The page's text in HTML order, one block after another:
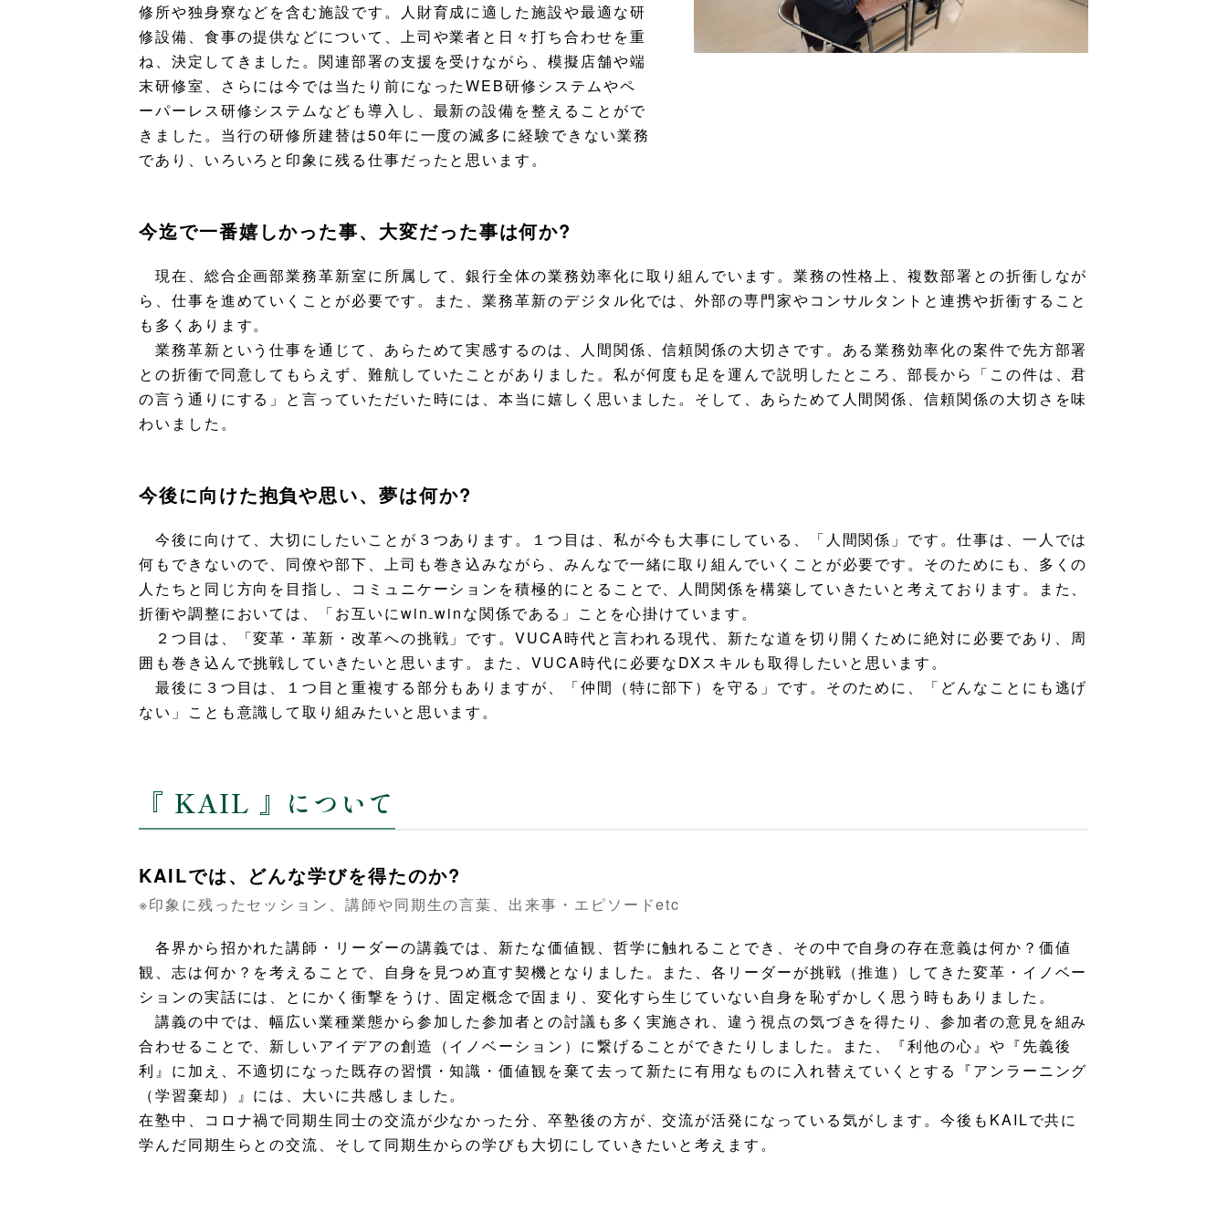
修所や独身寮などを含む施設です。人財育成に適した施設や最適な研
修設備、食事の提供などについて、上司や業者と日々打ち合わせを重
ね、決定してきました。関連部署の支援を受けながら、模擬店舗や端
末研修室、さらには今では当たり前になったWEB研修システムやペ
ーパーレス研修システムなども導入し、最新の設備を整えることがで
きました。当行の研修所建替は50年に一度の滅多に経験できない業務
であり、いろいろと印象に残る仕事だったと思います。
今迄で一番嬉しかった事、大変だった事は何か?
現在、総合企画部業務革新室に所属して、銀行全体の業務効率化に取り組んでいます。業務の性格上、複数部署との折衝しなが
ら、仕事を進めていくことが必要です。また、業務革新のデジタル化では、外部の専門家やコンサルタントと連携や折衝すること
も多くあります。
業務革新という仕事を通じて、あらためて実感するのは、人間関係、信頼関係の大切さです。ある業務効率化の案件で先方部署
との折衝で同意してもらえず、難航していたことがありました。私が何度も足を運んで説明したところ、部長から「この件は、君
の言う通りにする」と言っていただいた時には、本当に嬉しく思いました。そして、あらためて人間関係、信頼関係の大切さを味
わいました。
今後に向けた抱負や思い、夢は何か?
今後に向けて、大切にしたいことが３つあります。１つ目は、私が今も大事にしている、「人間関係」です。仕事は、一人では
何もできないので、同僚や部下、上司も巻き込みながら、みんなで一緒に取り組んでいくことが必要です。そのためにも、多くの
人たちと同じ方向を目指し、コミュニケーションを積極的にとることで、人間関係を構築していきたいと考えております。また、
折衝や調整においては、「お互いにwin₋winな関係である」ことを心掛けています。
２つ目は、「変革・革新・改革への挑戦」です。VUCA時代と言われる現代、新たな道を切り開くために絶対に必要であり、周
囲も巻き込んで挑戦していきたいと思います。また、VUCA時代に必要なDXスキルも取得したいと思います。
最後に３つ目は、１つ目と重複する部分もありますが、「仲間（特に部下）を守る」です。そのために、「どんなことにも逃げ
ない」ことも意識して取り組みたいと思います。
『 KAIL 』について
KAILでは、どんな学びを得たのか?
※印象に残ったセッション、講師や同期生の言葉、出来事・エピソードetc
各界から招かれた講師・リーダーの講義では、新たな価値観、哲学に触れることでき、その中で自身の存在意義は何か？価値
観、志は何か？を考えることで、自身を見つめ直す契機となりました。また、各リーダーが挑戦（推進）してきた変革・イノベー
ションの実話には、とにかく衝撃をうけ、固定概念で固まり、変化すら生じていない自身を恥ずかしく思う時もありました。
講義の中では、幅広い業種業態から参加した参加者との討議も多く実施され、違う視点の気づきを得たり、参加者の意見を組み
合わせることで、新しいアイデアの創造（イノベーション）に繋げることができたりしました。また、『利他の心』や『先義後
利』に加え、不適切になった既存の習慣・知識・価値観を棄て去って新たに有用なものに入れ替えていくとする『アンラーニング
（学習棄却）』には、大いに共感しました。
在塾中、コロナ禍で同期生同士の交流が少なかった分、卒塾後の方が、交流が活発になっている気がします。今後もKAILで共に
学んだ同期生らとの交流、そして同期生からの学びも大切にしていきたいと考えます。